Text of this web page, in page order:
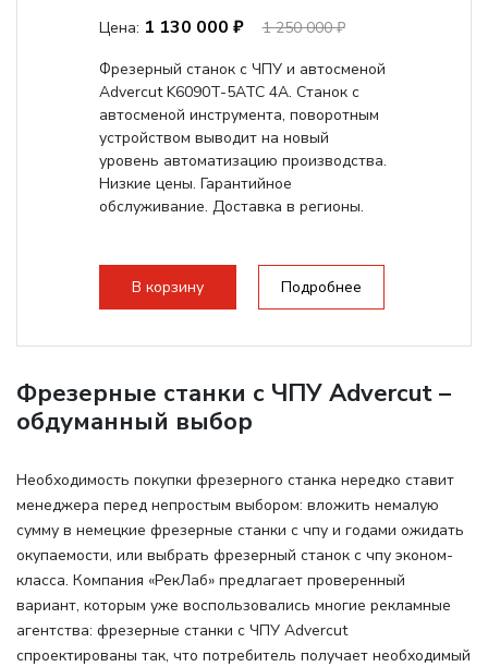
Цена: 1 130 000 ₽
1 250 000 ₽
Фрезерный станок с ЧПУ и автосменой
Advercut K6090T-5ATC 4A. Станок с
автосменой инструмента, поворотным
устройством выводит на новый
уровень автоматизацию производства.
Низкие цены. Гарантийное
обслуживание. Доставка в регионы.
В корзину Подробнее
Фрезерные станки с ЧПУ Advercut –
обдуманный выбор
Необходимость покупки фрезерного станка нередко ставит
менеджера перед непростым выбором: вложить немалую
сумму в немецкие фрезерные станки с чпу и годами ожидать
окупаемости, или выбрать фрезерный станок с чпу эконом-
класса. Компания «РекЛаб» предлагает проверенный
вариант, которым уже воспользовались многие рекламные
агентства: фрезерные станки с ЧПУ Advercut
спроектированы так, что потребитель получает необходимый